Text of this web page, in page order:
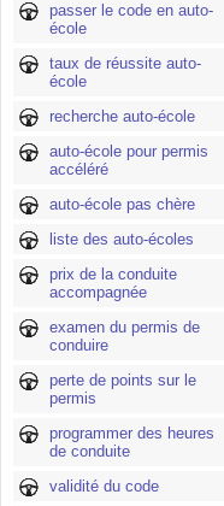
passer le code en auto-
école
taux de réussite auto-
école
recherche auto-école
auto-école pour permis
accéléré
auto-école pas chère
liste des auto-écoles
prix de la conduite
accompagnée
examen du permis de
conduire
perte de points sur le
permis
programmer des heures
de conduite
validité du code